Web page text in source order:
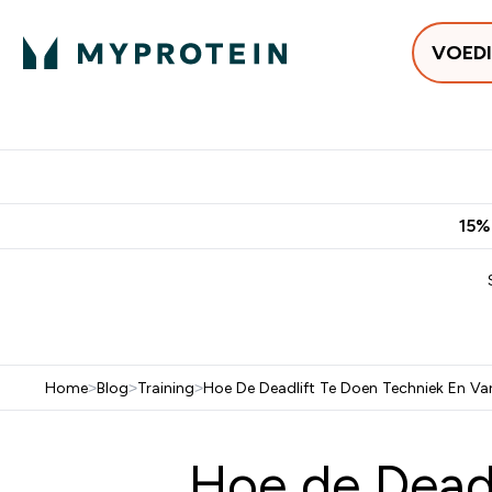
Home>Blog>Training>Hoe De Deadlift Te Doen Techniek En